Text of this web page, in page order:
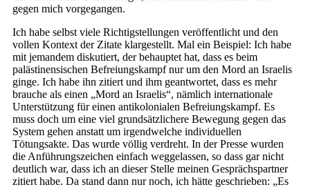
gegen mich vorgegangen.
Ich habe selbst viele Richtigstellungen veröffentlicht und den
vollen Kontext der Zitate klargestellt. Mal ein Beispiel: Ich habe
mit jemandem diskutiert, der behauptet hat, dass es beim
palästinensischen Befreiungskampf nur um den Mord an Israelis
ginge. Ich habe ihn zitiert und ihm geantwortet, dass es mehr
brauche als einen „Mord an Israelis“, nämlich internationale
Unterstützung für einen antikolonialen Befreiungskampf. Es
muss doch um eine viel grundsätzlichere Bewegung gegen das
System gehen anstatt um irgendwelche individuellen
Tötungsakte. Das wurde völlig verdreht. In der Presse wurden
die Anführungszeichen einfach weggelassen, so dass gar nicht
deutlich war, dass ich an dieser Stelle meinen Gesprächspartner
zitiert habe. Da stand dann nur noch, ich hätte geschrieben: „Es